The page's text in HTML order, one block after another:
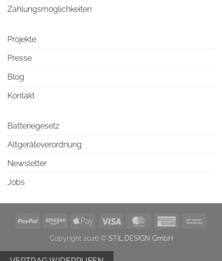
Zahlungsmöglichkeiten
Projekte
Presse
Blog
Kontakt
Batteriegesetz
Altgeräteverordnung
Newsletter
Jobs
PayPal Amazon Apple
Visa MasterCardAmerican
Copyright 2026 © STIL.DESIGN GmbH